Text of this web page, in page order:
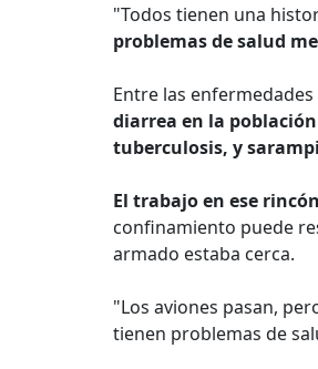
"Todos tienen una
problemas de salud
Entre las
diarrea en la
tuberculosis, y
El trabajo en ese
confinamiento puede
armado estaba cerca.
"Los aviones pasan,
tienen problemas de